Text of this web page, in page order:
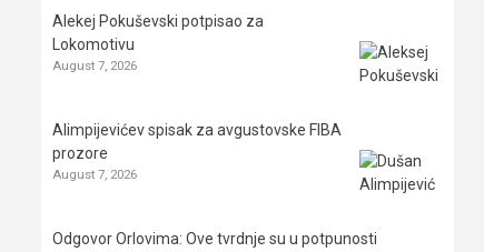
Alekej Pokuševski potpisao za
Lokomotivu
August 7, 2026
Alimpijevićev spisak za avgustovske FIBA
prozore
August 7, 2026
Odgovor Orlovima: ​Ove tvrdnje su u potpunosti